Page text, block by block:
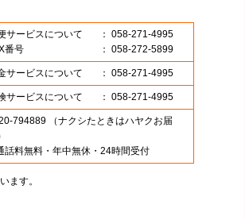
サービスについて
： 058-271-4995
番号
： 058-272-5899
サービスについて ： 058-271-4995
サービスについて ： 058-271-4995
794889 （ナクシたときはハヤクお届
話料無料・年中無休・24時間受付
ます。